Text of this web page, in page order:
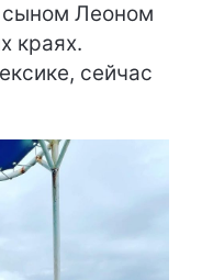
Леоном
краях.
сейчас